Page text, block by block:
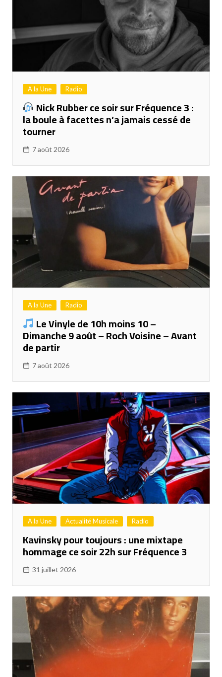
A la Une Radio
Nick Rubber ce soir sur Fréquence 3 :
la boule à facettes n’a jamais cessé de
tourner
7 août 2026
A la Une Radio
Le Vinyle de 10h moins 10 –
Dimanche 9 août – Roch Voisine – Avant
de partir
7 août 2026
A la Une Actualité Musicale Radio
Kavinsky pour toujours : une mixtape
hommage ce soir 22h sur Fréquence 3
31 juillet 2026